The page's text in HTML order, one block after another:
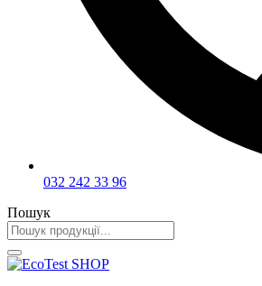
032 242 33 96
Пошук